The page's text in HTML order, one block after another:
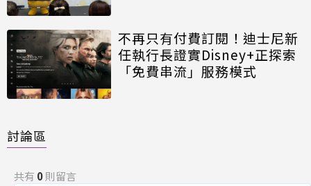
不再只有付費訂閱！迪士尼新
任執行長證實Disney+正探索
「免費串流」服務模式
討論區
共有 0則留言